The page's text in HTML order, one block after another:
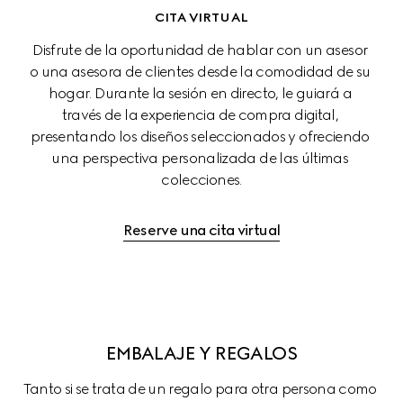
CITA VIRTUAL
Disfrute de la oportunidad de hablar con un asesor
o una asesora de clientes desde la comodidad de su
hogar. Durante la sesión en directo, le guiará a
través de la experiencia de compra digital,
presentando los diseños seleccionados y ofreciendo
una perspectiva personalizada de las últimas
colecciones.
Reserve una cita virtual
EMBALAJE Y REGALOS
Tanto si se trata de un regalo para otra persona como